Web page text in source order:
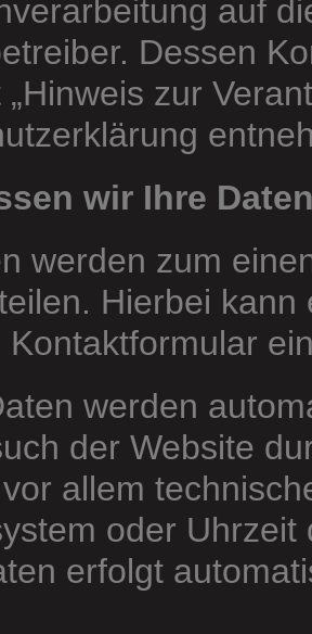
auf
Dessen
zur
wir Ihre
werden zum
Hierbei
Kontaktformular
werden
der Website
allem
oder
erfolgt